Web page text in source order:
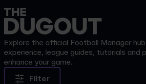
Explore the official Football Manager
experience, league guides, tutorials and
enhance your game.
Filter